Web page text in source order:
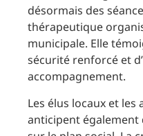
désormais des
thérapeutique
municipale. Elle
sécurité renforcé et
accompagnement.
Les élus locaux et
anticipent également